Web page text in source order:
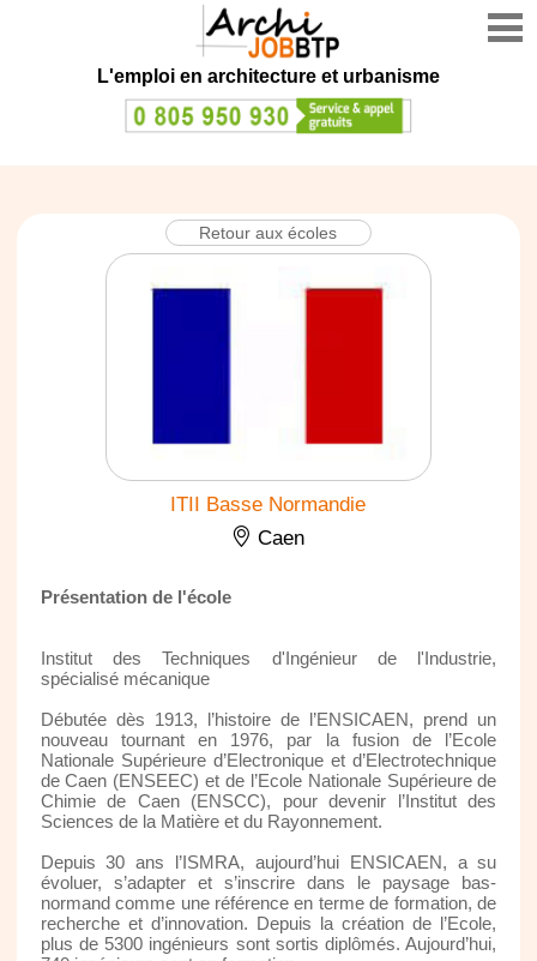
L'emploi en architecture et urbanisme
Retour aux écoles
ITII Basse Normandie
Caen
Présentation de l'école
Institut des Techniques d'Ingénieur de l'Industrie,
spécialisé mécanique
Débutée dès 1913, l’histoire de l’ENSICAEN, prend un
nouveau tournant en 1976, par la fusion de l’Ecole
Nationale Supérieure d’Electronique et d’Electrotechnique
de Caen (ENSEEC) et de l’Ecole Nationale Supérieure de
Chimie de Caen (ENSCC), pour devenir l’Institut des
Sciences de la Matière et du Rayonnement.
Depuis 30 ans l’ISMRA, aujourd’hui ENSICAEN, a su
évoluer, s’adapter et s’inscrire dans le paysage bas-
normand comme une référence en terme de formation, de
recherche et d’innovation. Depuis la création de l’Ecole,
plus de 5300 ingénieurs sont sortis diplômés. Aujourd’hui,